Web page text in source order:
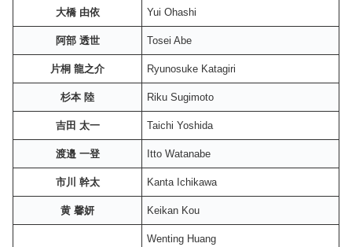
大橋 由依 Yui Ohashi
阿部 透世 Tosei Abe
片桐 龍之介 Ryunosuke Katagiri
杉本 陸 Riku Sugimoto
吉田 太一 Taichi Yoshida
渡邉 一登 Itto Watanabe
市川 幹太 Kanta Ichikawa
黄 馨妍 Keikan Kou
Wenting Huang